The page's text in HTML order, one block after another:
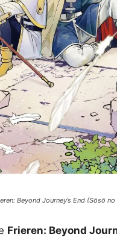
Beyond Journey’s End (Sōsō no
Frieren: Beyond